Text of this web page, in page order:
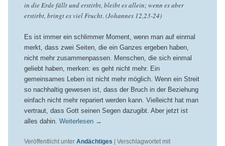
in die Erde fällt und erstirbt, bleibt es allein; wenn es aber
erstirbt, bringt es viel Frucht. (Johannes 12,23-24)
Es ist immer ein schlimmer Moment, wenn man auf einmal
merkt, dass zwei Seiten, die ein Ganzes ergeben haben,
nicht mehr zusammenpassen. Menschen, die sich einmal
geliebt haben, merken: es geht nicht mehr. Ein
gemeinsames Leben ist nicht mehr möglich. Wenn ein Streit
so nachhaltig gewesen ist, dass der Bruch in der Beziehung
einfach nicht mehr repariert werden kann. Vielleicht hat man
vertraut, dass Gott seinen Segen dazugibt. Aber jetzt ist
alles dahin. Weiterlesen →
Veröffentlicht unter Andächtiges
Verschlagwortet mit